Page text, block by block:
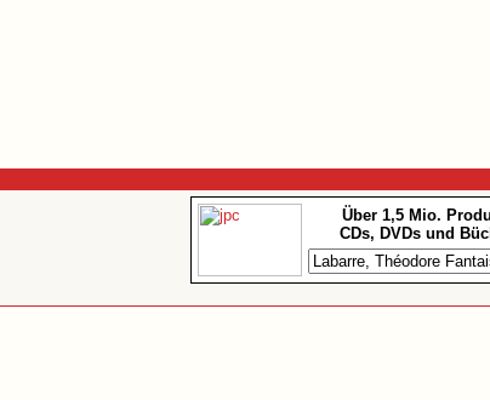
Über 1,5 Mio.
CDs, DVDs und